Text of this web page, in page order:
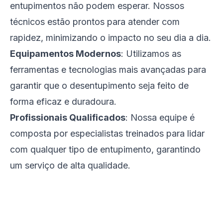
entupimentos não podem esperar. Nossos
técnicos estão prontos para atender com
rapidez, minimizando o impacto no seu dia a dia.
Equipamentos Modernos: Utilizamos as
ferramentas e tecnologias mais avançadas para
garantir que o desentupimento seja feito de
forma eficaz e duradoura.
Profissionais Qualificados: Nossa equipe é
composta por especialistas treinados para lidar
com qualquer tipo de entupimento, garantindo
um serviço de alta qualidade.